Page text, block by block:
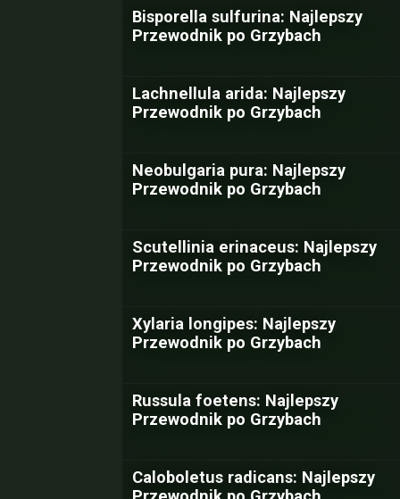
Bisporella sulfurina: Najlepszy
Przewodnik po Grzybach
Lachnellula arida: Najlepszy
Przewodnik po Grzybach
Neobulgaria pura: Najlepszy
Przewodnik po Grzybach
Scutellinia erinaceus: Najlepszy
Przewodnik po Grzybach
Xylaria longipes: Najlepszy
Przewodnik po Grzybach
Russula foetens: Najlepszy
Przewodnik po Grzybach
Caloboletus radicans: Najlepszy